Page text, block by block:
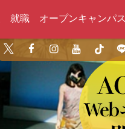
就職 オープンキャンパス